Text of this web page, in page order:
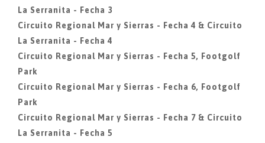
La Serranita - Fecha 3
Circuito Regional Mar y Sierras - Fecha 4 & Circuito
La Serranita - Fecha 4
Circuito Regional Mar y Sierras - Fecha 5, Footgolf
Park
Circuito Regional Mar y Sierras - Fecha 6, Footgolf
Park
Circuito Regional Mar y Sierras - Fecha 7 & Circuito
La Serranita - Fecha 5